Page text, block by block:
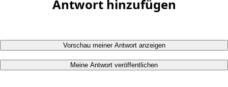
Antwort hinzufügen
Vorschau meiner Antwort anzeigen
Meine Antwort veröffentlichen